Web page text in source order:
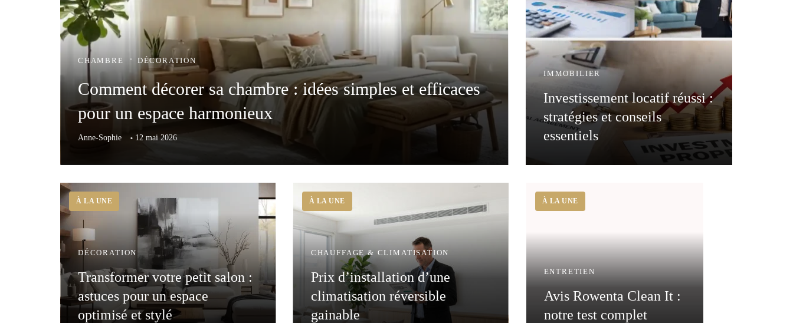
CHAMBRE DÉCORATION
Comment décorer sa chambre : idées simples et efficaces
pour un espace harmonieux
Anne-Sophie 12 mai 2026
IMMOBILIER
Investissement locatif réussi :
stratégies et conseils
essentiels
DÉCORATION
Transformer votre petit salon :
astuces pour un espace
optimisé et stylé
CHAUFFAGE & CLIMATISATION
Prix d’installation d’une
climatisation réversible
gainable
ENTRETIEN
Avis Rowenta Clean It :
notre test complet